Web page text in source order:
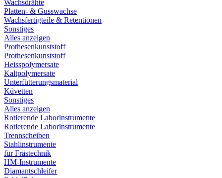
Wachsdrähte
Platten- & Gusswachse
Wachsfertigteile & Retentionen
Sonstiges
Alles anzeigen
Prothesenkunststoff
Prothesenkunststoff
Heisspolymersate
Kaltpolymersate
Unterfütterungsmaterial
Küvetten
Sonstiges
Alles anzeigen
Rotierende Laborinstrumente
Rotierende Laborinstrumente
Trennscheiben
Stahlinstrumente
für Frästechnik
HM-Instrumente
Diamantschleifer